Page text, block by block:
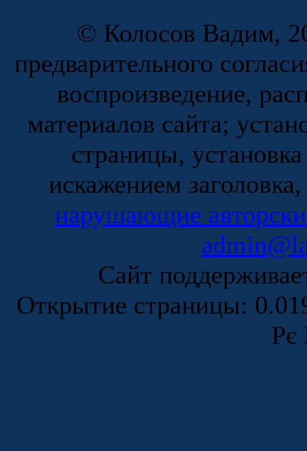
© Колосов Вадим,
предварительного
воспроизведение,
материалов сайта;
страницы,
искажением
нарушающие
Сайт
Открытие страницы:
Рє